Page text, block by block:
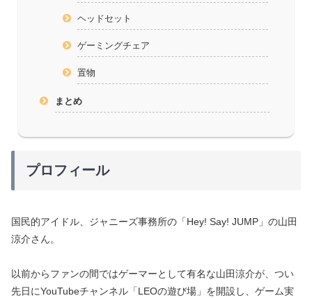
ヘッドセット
ゲーミングチェア
置物
まとめ
プロフィール
国民的アイドル、ジャニーズ事務所の「Hey! Say! JUMP」の山田
涼介さん。
以前からファンの間ではゲーマーとして有名な山田涼介が、つい
先日にYouTubeチャンネル「LEOの遊び場」を開設し、ゲーム実